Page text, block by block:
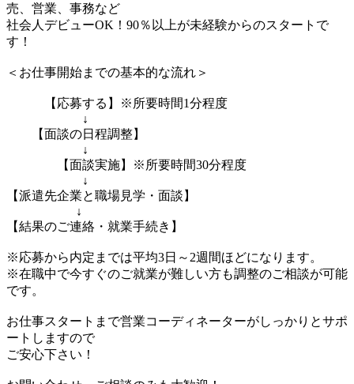
売、営業、事務など
社会人デビューOK！90％以上が未経験からのスタートで
す！
＜お仕事開始までの基本的な流れ＞
【応募する】※所要時間1分程度
↓
【面談の日程調整】
↓
【面談実施】※所要時間30分程度
↓
【派遣先企業と職場見学・面談】
↓
【結果のご連絡・就業手続き】
※応募から内定までは平均3日～2週間ほどになります。
※在職中で今すぐのご就業が難しい方も調整のご相談が可能
です。
お仕事スタートまで営業コーディネーターがしっかりとサポ
ートしますので
ご安心下さい！